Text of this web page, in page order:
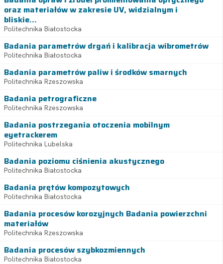
oraz materiałów w zakresie UV, widzialnym i
bliskie...
Politechnika Białostocka
Badania parametrów drgań i kalibracja wibrometrów
Politechnika Białostocka
Badania parametrów paliw i środków smarnych
Politechnika Rzeszowska
Badania petrograficzne
Politechnika Rzeszowska
Badania postrzegania otoczenia mobilnym
eyetrackerem
Politechnika Lubelska
Badania poziomu ciśnienia akustycznego
Politechnika Białostocka
Badania prętów kompozytowych
Politechnika Białostocka
Badania procesów korozyjnych Badania powierzchni
materiałów
Politechnika Rzeszowska
Badania procesów szybkozmiennych
Politechnika Białostocka